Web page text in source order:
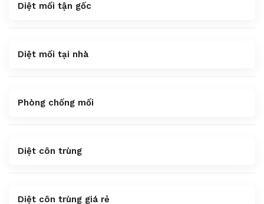
Diệt mối tận gốc
Diệt mối tại nhà
Phòng chống mối
Diệt côn trùng
Diệt côn trùng giá rẻ